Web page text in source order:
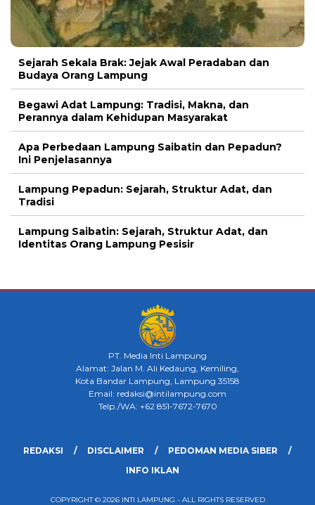
Sejarah Sekala Brak: Jejak Awal Peradaban dan
Budaya Orang Lampung
Begawi Adat Lampung: Tradisi, Makna, dan
Perannya dalam Kehidupan Masyarakat
Apa Perbedaan Lampung Saibatin dan Pepadun?
Ini Penjelasannya
Lampung Pepadun: Sejarah, Struktur Adat, dan
Tradisi
Lampung Saibatin: Sejarah, Struktur Adat, dan
Identitas Orang Lampung Pesisir
PT. Media Inti Lampung
Alamat: Jalan M. Ali Kedaung, Kemiling,
Kota Bandar Lampung, Lampung 35158
Email: redaksi@intilampung.com
Telp./WA: +62 851-7672-7670
REDAKSI DISCLAIMER
PEDOMAN MEDIA SIBER
INFO IKLAN
COPYRIGHT © 2026 INTI LAMPUNG - ALL RIGHTS RESERVED